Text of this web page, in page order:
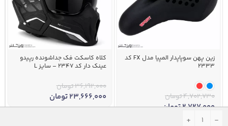
زین پهن سوپاپدار المپیا مدل FX کد
2333
4,702,730تومان
2,727,000تومان
کلاه کاسکت فک جداشونده رپیدو
عینک دار کد 2347 – سایز L
36,192,000تومان
23,666,000تومان